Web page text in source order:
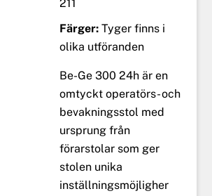
211
Färger:Tyger finns i
olika utföranden
Be-Ge 300 24h är en
omtyckt operatörs- och
bevakningsstol med
ursprung från
förarstolar som ger
stolen unika
inställningsmöjligher